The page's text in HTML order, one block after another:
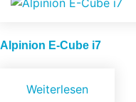
Alpinion E-Cube i7
Weiterlesen